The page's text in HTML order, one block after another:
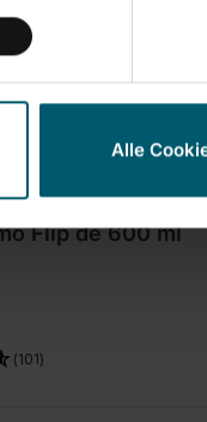
Alle
Flip de 600 ml
(101)